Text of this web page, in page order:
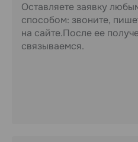
Оставляете заявку
способом: звоните,
на сайте.После ее
связываемся.